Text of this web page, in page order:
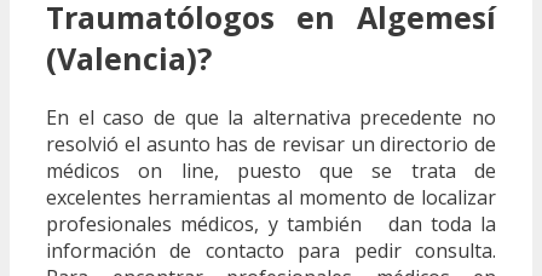
Traumatólogos en Algemesí
(Valencia)?
En el caso de que la alternativa precedente no
resolvió el asunto has de revisar un directorio de
médicos on line, puesto que se trata de
excelentes herramientas al momento de localizar
profesionales médicos, y también dan toda la
información de contacto para pedir consulta.